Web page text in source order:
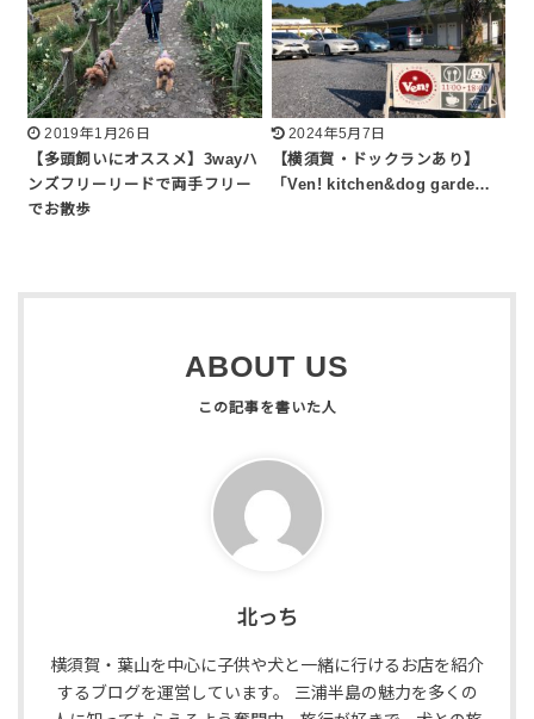
2019年1月26日
【多頭飼いにオススメ】3wayハ
ンズフリーリードで両手フリー
でお散歩
2024年5月7日
【横須賀・ドックランあり】
「Ven! kitchen&dog garde…
ABOUT US
北っち
横須賀・葉山を中心に子供や犬と一緒に行けるお店を紹介
するブログを運営しています。 三浦半島の魅力を多くの